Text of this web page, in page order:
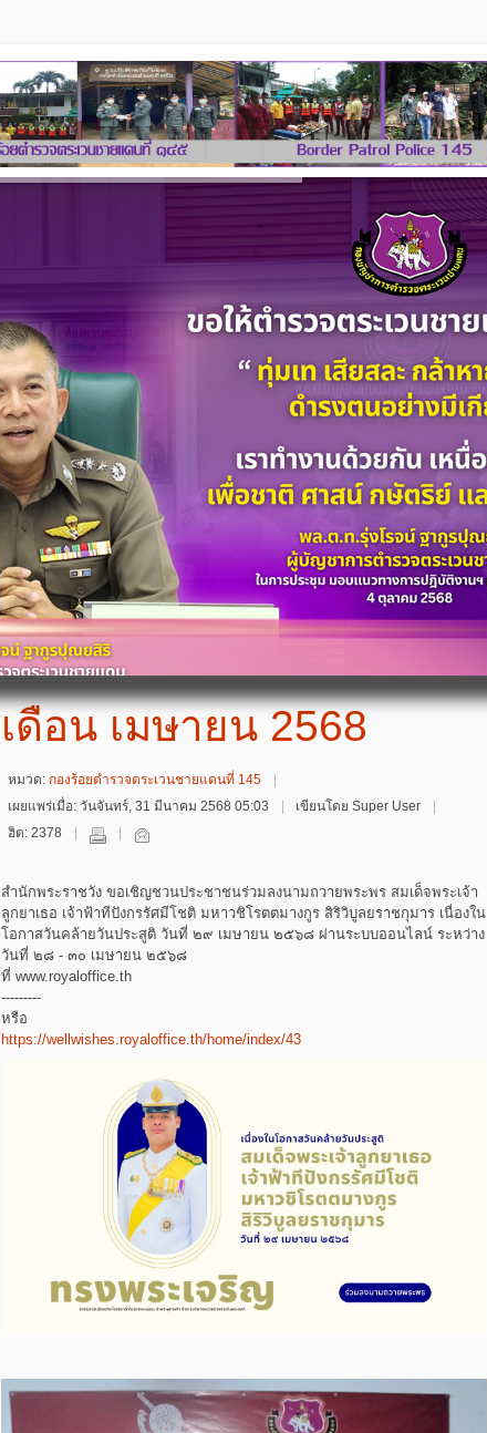
เดือน เมษายน 2568
หมวด: กองร้อยตำรวจตระเวนชายแดนที่ 145
เผยแพร่เมื่อ: วันจันทร์, 31 มีนาคม 2568 05:03
เขียนโดย Super User
ฮิต: 2378
สำนักพระราชวัง ขอเชิญชวนประชาชนร่วมลงนามถวายพระพร สมเด็จพระเจ้า
ลูกยาเธอ เจ้าฟ้าทีปังกรรัศมีโชติ มหาวชิโรตตมางกูร สิริวิบูลยราชกุมาร เนื่องใน
โอกาสวันคล้ายวันประสูติ วันที่ ๒๙ เมษายน ๒๕๖๘ ผ่านระบบออนไลน์ ระหว่าง
วันที่ ๒๘ - ๓๐ เมษายน ๒๕๖๘
ที่ www.royaloffice.th
---------
หรือ
https://wellwishes.royaloffice.th/home/index/43